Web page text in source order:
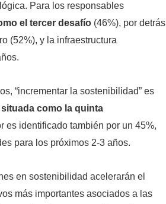
Para los responsables
el tercer desafío(46%), por detrás
(52%), y la infraestructura
“incrementar la sostenibilidad” es
como la quinta
es identificado también por un 45%,
para los próximos 2-3 años.
en sostenibilidad acelerarán el
más importantes asociados a las